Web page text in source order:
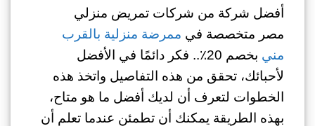
أفضل شركة من شركات تمريض منزلي
مصر متخصصة في ممرضة منزلية بالقرب
مني بخصم 20٪..
فكر دائمًا في الأفضل
لأحبائك، تحقق من هذه التفاصيل واتخذ هذه
الخطوات لتعرف أن لديك أفضل ما هو متاح،
بهذه الطريقة يمكنك أن تطمئن عندما تعلم أن